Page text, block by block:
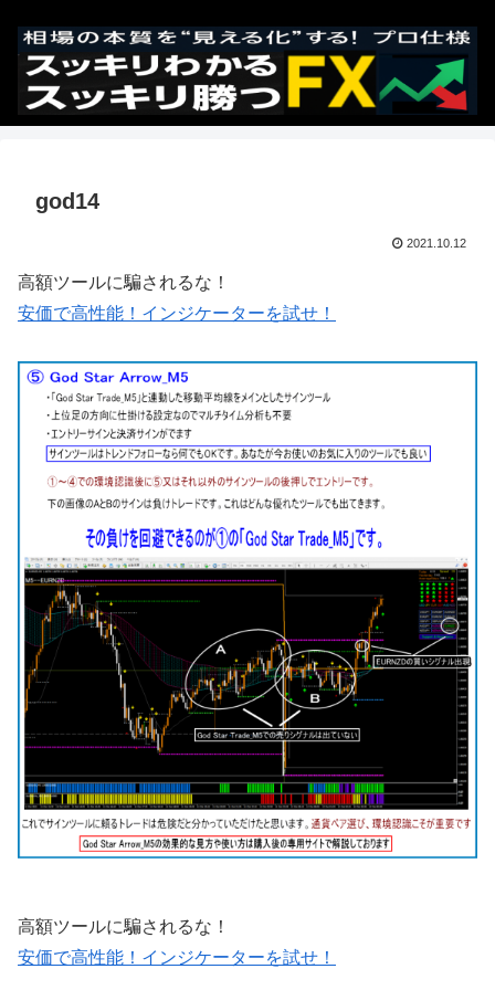
god14
2021.10.12
高額ツールに騙されるな！
安価で高性能！インジケーターを試せ！
高額ツールに騙されるな！
安価で高性能！インジケーターを試せ！